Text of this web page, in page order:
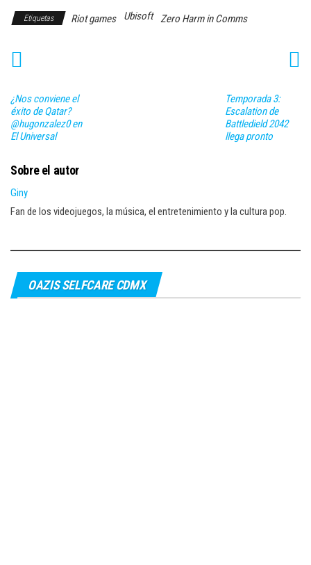
Etiquetas Riot games Ubisoft Zero Harm in Comms
¿Nos conviene el
éxito de Qatar?
@hugonzalez0 en
El Universal
Temporada 3:
Escalation de
Battledield 2042
llega pronto
Sobre el autor
Giny
Fan de los videojuegos, la música, el entretenimiento y la cultura pop.
OAZIS SELFCARE CDMX